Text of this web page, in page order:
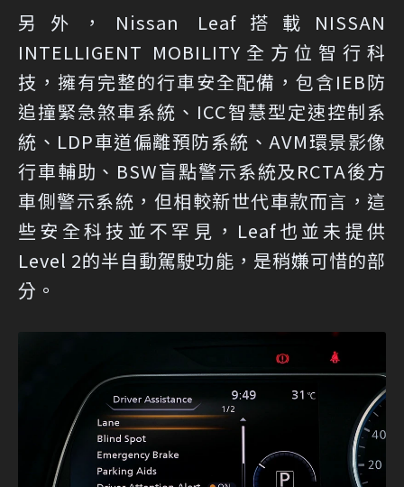
另外，Nissan Leaf搭載NISSAN
INTELLIGENT MOBILITY全方位智行科
技，擁有完整的行車安全配備，包含IEB防
追撞緊急煞車系統、ICC智慧型定速控制系
統、LDP車道偏離預防系統、AVM環景影像
行車輔助、BSW盲點警示系統及RCTA後方
車側警示系統，但相較新世代車款而言，這
些安全科技並不罕見，Leaf也並未提供
Level 2的半自動駕駛功能，是稍嫌可惜的部
分。